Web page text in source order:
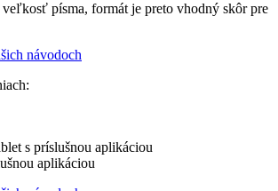
písma, formát je preto vhodný skôr pre
návodoch
s príslušnou aplikáciou
aplikáciou